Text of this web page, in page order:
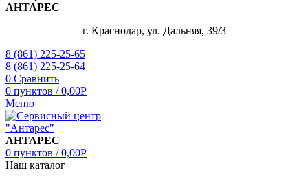
АНТАРЕС
г. Краснодар, ул. Дальняя, 39/3
8 (861) 225-25-65
8 (861) 225-25-64
0 Сравнить
0 пунктов / 0,00Р
Меню
АНТАРЕС
0 пунктов / 0,00Р
Наш каталог